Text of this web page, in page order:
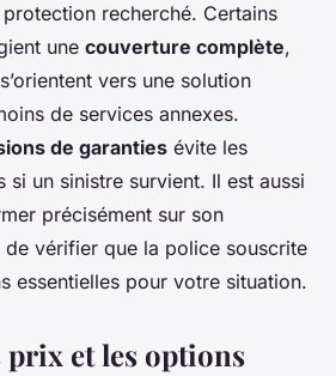
recherché. Certains
une couverture complète,
vers une solution
de services annexes.
de garanties évite les
si un sinistre survient. Il est aussi
précisément sur son
de vérifier que la police souscrite
essentielles pour votre situation.
prix et les options